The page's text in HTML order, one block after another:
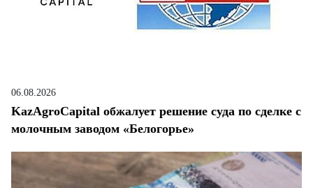
06.08.2026
KazAgroCapital обжалует решение суда по сделке с
молочным заводом «Белогорье»